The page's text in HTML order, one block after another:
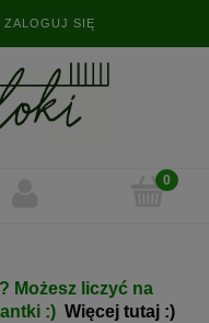
ZALOGUJ SIĘ
Możesz liczyć na
:) Więcej tutaj :)